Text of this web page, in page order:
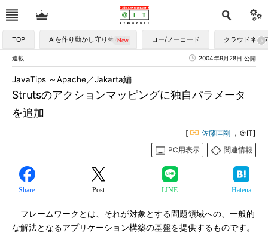
TOP AIを作り動かし守り生かす ロー/ノーコード クラウドネイ
連載 2004年9月28日 公開
Strutsのアクションマッピングに独自パラメータ
を追加
JavaTips ～Apache／Jakarta編
[ 佐藤匡剛 ，＠IT]
PC用表示
関連情報
Share Post LINE Hatena
フレームワークとは、それが対象とする問題領域への、一般的
な解法となるアプリケーション構築の基盤を提供するものです。